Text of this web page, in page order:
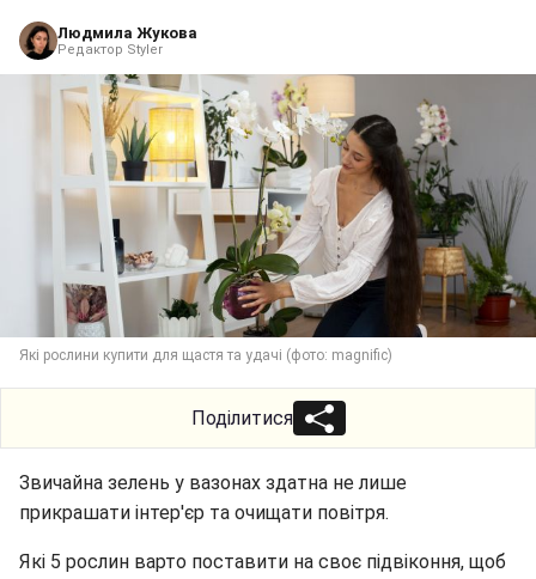
Людмила Жукова
Редактор Styler
Які рослини купити для щастя та удачі (фото: magnific)
Поділитися
Звичайна зелень у вазонах здатна не лише
прикрашати інтер'єр та очищати повітря.
Які 5 рослин варто поставити на своє підвіконня, щоб